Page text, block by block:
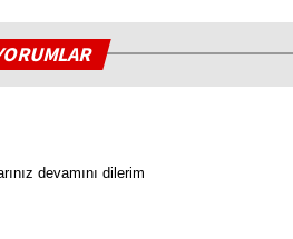
devamını dilerim